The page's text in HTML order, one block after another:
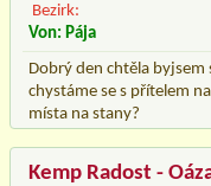
Bezirk:
Von: Pája
Dobrý den chtěla byjsem
chystáme se s přítelem
místa na stany?
Kemp Radost -